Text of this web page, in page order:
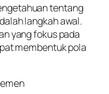
tentang
langkah awal.
yang fokus pada
membentuk pola